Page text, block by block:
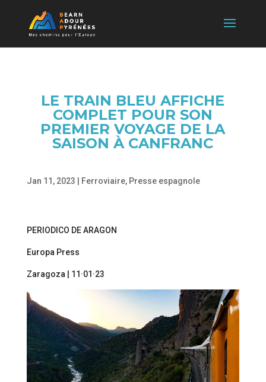
LE TRAIN BLEU AFFICHE
COMPLET POUR SON
PREMIER VOYAGE DE LA
SAISON À CANFRANC
Jan 11, 2023 Ferroviaire, Presse espagnole
PERIODICO DE ARAGON
Europa Press
Zaragoza | 11·01·23